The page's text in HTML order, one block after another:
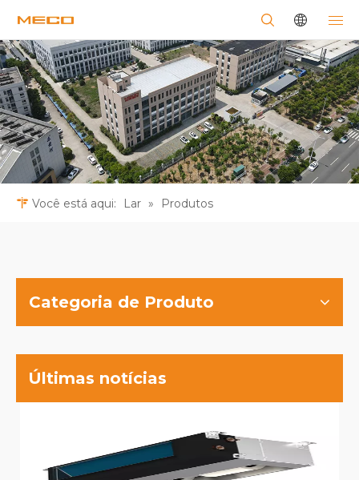
Você está aqui: Lar » Produtos
Categoria de Produto
Últimas notícias